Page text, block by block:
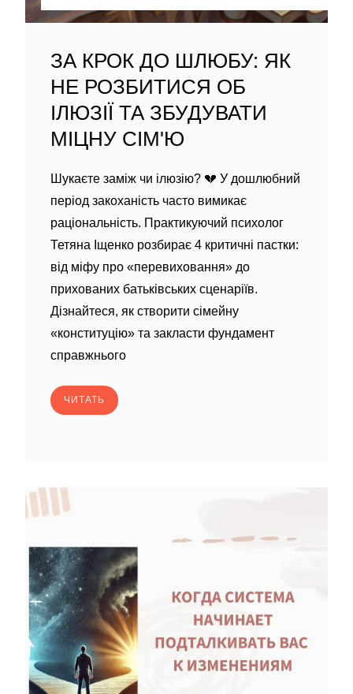
ЗА КРОК ДО ШЛЮБУ: ЯК
НЕ РОЗБИТИСЯ ОБ
ІЛЮЗІЇ ТА ЗБУДУВАТИ
МІЦНУ СІМ'Ю
Шукаєте заміж чи ілюзію? 💔 У дошлюбний
період закоханість часто вимикає
раціональність. Практикуючий психолог
Тетяна Іщенко розбирає 4 критичні пастки:
від міфу про «перевиховання» до
прихованих батьківських сценаріїв.
Дізнайтеся, як створити сімейну
«конституцію» та закласти фундамент
справжнього
ЧИТАТЬ